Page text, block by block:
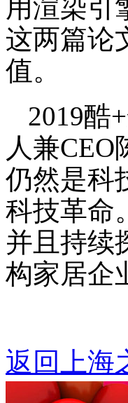
用渲染引
这两篇论
值。
2019酷
人兼
仍然是科
科技革命
并且持续
构家居企
返回上海